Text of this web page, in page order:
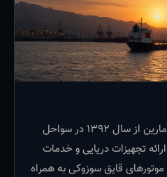
فروشگاه بزرگ و تخصصی اطلس مارین از سال ۱۳۹۲ در سواحل
تجهیزات دریایی و خدمات
قایق سوزوکی به همراه